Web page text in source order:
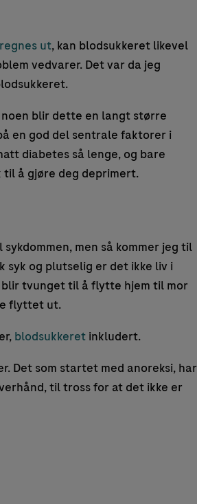
ut, kan blodsukkeret likevel
vedvarer. Det var da jeg
blir dette en langt større
en god del sentrale faktorer i
diabetes så lenge, og bare
å gjøre deg deprimert.
men så kommer jeg til
og plutselig er det ikke liv i
tvunget til å flytte hjem til mor
flyttet ut.
blodsukkeretinkludert.
Det som startet med anoreksi, har
til tross for at det ikke er